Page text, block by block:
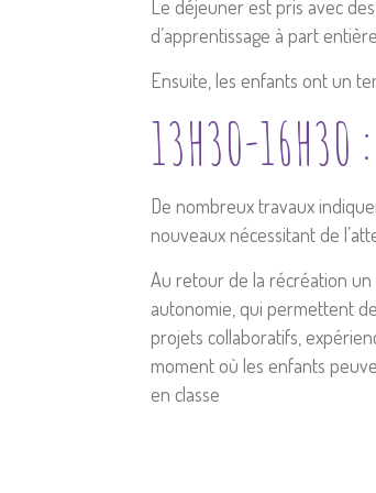
Le déjeuner est pris avec
d’apprentissage à part
Ensuite, les enfants ont un
13H30-
De nombreux travaux
nouveaux nécessitant de
Au retour de la récréation
autonomie, qui permettent
projets collaboratifs,
moment où les enfants
en classe